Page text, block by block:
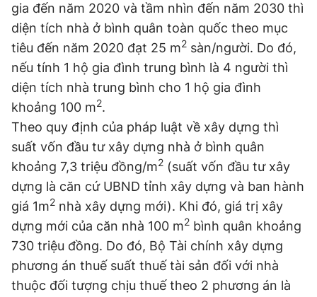
Tổng biên tập: Nguyễn Ngọc Toàn
Phó tổng biên tập thường trực: Hải Thành
Phó tổng biên tập: Lâm Hiếu Dũng
Phó tổng biên tập: Trần Việt Hưng
Tổng thư ký tòa soạn: Đức Trung
Giấy phép xuất bản số 110/GP - BTTTT cấp ngày 24.3.2020
© 2003-2026 Bản quyền thuộc về Báo Thanh Niên. Cấm sao
chép dưới mọi hình thức nếu không có sự chấp thuận bằng văn
bản. Phát triển bởi ePi Technologies, JSC.
gia đến năm 2020 và tầm nhìn đến năm 2030 thì
diện tích nhà ở bình quân toàn quốc theo mục
tiêu đến năm 2020 đạt 25 m2 sàn/người. Do đó,
nếu tính 1 hộ gia đình trung bình là 4 người thì
diện tích nhà trung bình cho 1 hộ gia đình
khoảng 100 m2.
Theo quy định của pháp luật về xây dựng thì
suất vốn đầu tư xây dựng nhà ở bình quân
khoảng 7,3 triệu đồng/m2 (suất vốn đầu tư xây
dựng là căn cứ UBND tỉnh xây dựng và ban hành
giá 1m2 nhà xây dựng mới). Khi đó, giá trị xây
dựng mới của căn nhà 100 m2 bình quân khoảng
730 triệu đồng. Do đó, Bộ Tài chính xây dựng
phương án thuế suất thuế tài sản đối với nhà
thuộc đối tượng chịu thuế theo 2 phương án là